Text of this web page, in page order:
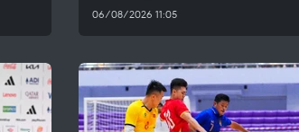
06/08/2026 11:05